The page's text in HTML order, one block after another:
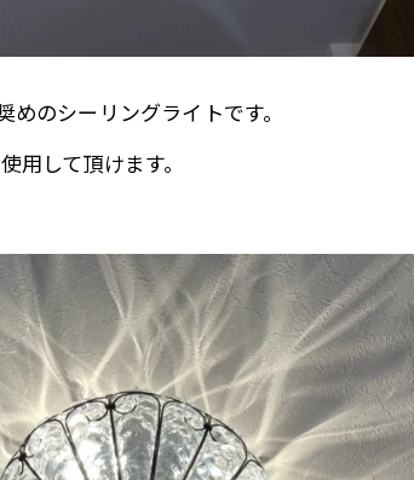
のシーリングライトです。
して頂けます。